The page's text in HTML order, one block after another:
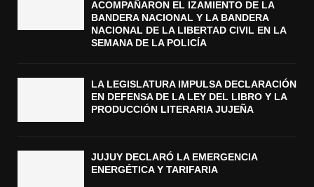
ACOMPAÑARON EL IZAMIENTO DE LA
BANDERA NACIONAL Y LA BANDERA
NACIONAL DE LA LIBERTAD CIVIL EN LA
SEMANA DE LA POLICÍA
LA LEGISLATURA IMPULSA DECLARACIÓN
EN DEFENSA DE LA LEY DEL LIBRO Y LA
PRODUCCIÓN LITERARIA JUJEÑA
JUJUY DECLARÓ LA EMERGENCIA
ENERGÉTICA Y TARIFARIA